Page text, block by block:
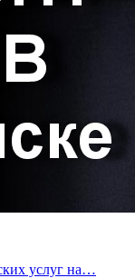
услуг на…